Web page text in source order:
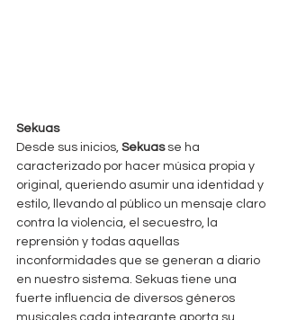
Sekuas
Desde sus inicios, Sekuas se ha
caracterizado por hacer música propia y
original, queriendo asumir una identidad y
estilo, llevando al público un mensaje claro
contra la violencia, el secuestro, la
reprensión y todas aquellas
inconformidades que se generan a diario
en nuestro sistema. Sekuas tiene una
fuerte influencia de diversos géneros
musicales,cada integrante aporta su